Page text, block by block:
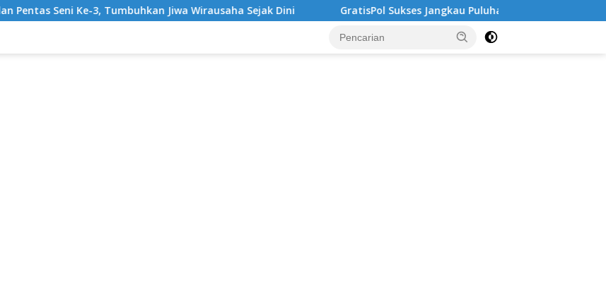
3, Tumbuhkan Jiwa Wirausaha Sejak Dini GratisPol Sukses Jangkau Puluhan Ribu Mahasiswa, Kampus Diminta